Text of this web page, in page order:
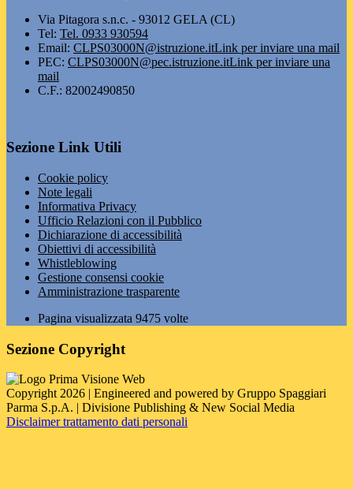
Via Pitagora s.n.c. - 93012 GELA (CL)
Tel: Tel. 0933 930594
Email: CLPS03000N@istruzione.itLink per inviare una mail
PEC: CLPS03000N@pec.istruzione.itLink per inviare una
mail
C.F.: 82002490850
Sezione Link Utili
Cookie policy
Note legali
Informativa Privacy
Ufficio Relazioni con il Pubblico
Dichiarazione di accessibilità
Obiettivi di accessibilità
Whistleblowing
Gestione consensi cookie
Amministrazione trasparente
Pagina visualizzata 9475 volte
Sezione Copyright
Copyright 2026 | Engineered and powered by Gruppo Spaggiari
Parma S.p.A. | Divisione Publishing & New Social Media
Disclaimer trattamento dati personali